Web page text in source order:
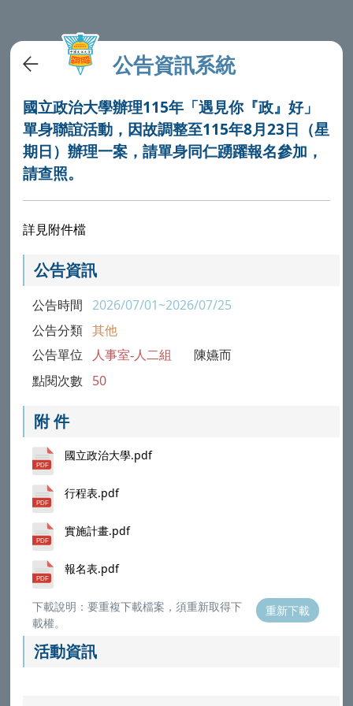
公告資訊系統
國立政治大學辦理115年「遇見你『政』好」
單身聯誼活動，因故調整至115年8月23日（星
期日）辦理一案，請單身同仁踴躍報名參加，
請查照。
詳見附件檔
公告資訊
公告時間 2026/07/01~2026/07/25
公告分類 其他
公告單位 人事室-人二組 陳嬿而
點閱次數 50
附 件
國立政治大學.pdf
行程表.pdf
實施計畫.pdf
報名表.pdf
下載說明：要重複下載檔案，須重新取得下
載權。
重新下載
活動資訊